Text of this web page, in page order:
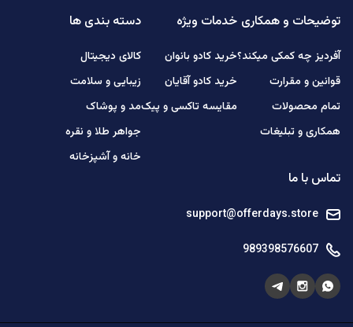
توضیحات و همکاری
آفردیز چه کمکی میکند؟
قوانین و مقرارت
تمام محصولات
همکاری و تبلیغات
خدمات ویژه
خرید کادو بانوان
خرید کادو آقایان
مقایسه تاکسی و پیک
دسته بندی ها
کالای دیجیتال
زیبایی و سلامت
مد و پوشاک
جواهر طلا و نقره
خانه و آشپزخانه
تماس با ما
support@offerdays.store
989398576607